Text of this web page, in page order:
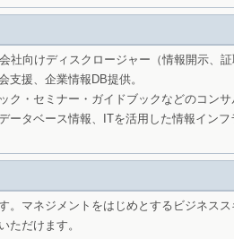
社向けディスクロージャー（情報開示、
支援、企業情報DB提供。
ク・セミナー・ガイドブックなどのコン
ータベース情報、ITを活用した情報イン
。マネジメントをはじめとするビジネス
ただけます。